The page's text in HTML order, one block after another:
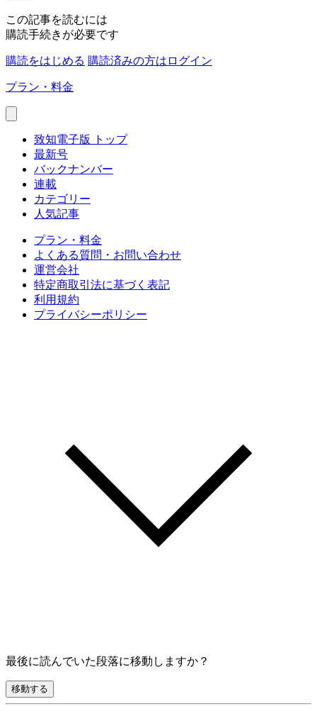
この記事を読むには
購読手続きが必要です
購読をはじめる 購読済みの方はログイン
プラン・料金
致知電子版 トップ
最新号
バックナンバー
連載
カテゴリー
人気記事
プラン・料金
よくある質問・お問い合わせ
運営会社
特定商取引法に基づく表記
利用規約
プライバシーポリシー
最後に読んでいた段落に移動しますか？
移動する